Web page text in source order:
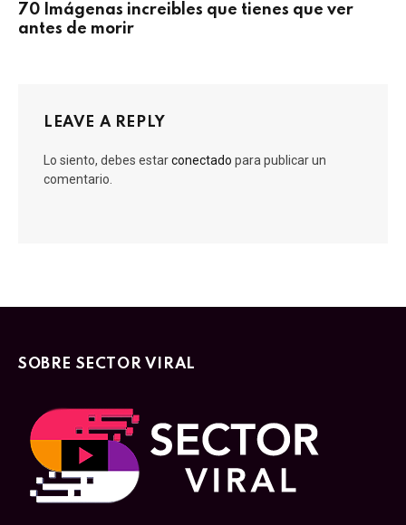
70 Imágenas increibles que tienes que ver
antes de morir
LEAVE A REPLY
Lo siento, debes estarconectado para publicar un
comentario.
SOBRE SECTOR VIRAL